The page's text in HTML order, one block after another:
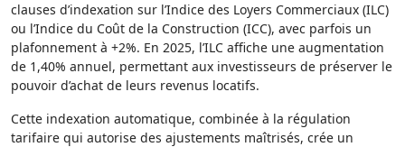
clauses d’indexation sur l’Indice des Loyers Commerciaux (ILC)
ou l’Indice du Coût de la Construction (ICC), avec parfois un
plafonnement à +2%. En 2025, l’ILC affiche une augmentation
de 1,40% annuel, permettant aux investisseurs de préserver le
pouvoir d’achat de leurs revenus locatifs.
Cette indexation automatique, combinée à la régulation
tarifaire qui autorise des ajustements maîtrisés, crée un